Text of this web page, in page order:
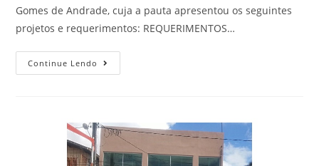
Gomes de Andrade, cuja a pauta apresentou os seguintes
projetos e requerimentos: REQUERIMENTOS…
Continue Lendo